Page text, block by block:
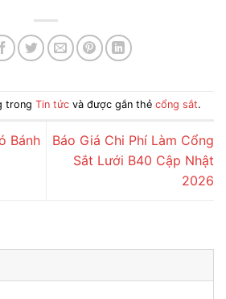
trong Tin tứcvà được gắn thẻ cổng sắt.
Bánh
Báo Giá Chi Phí Làm Cổng
Sắt Lưới B40 Cập Nhật
2026